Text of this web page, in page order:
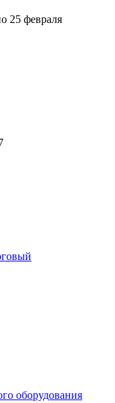
25 февраля
оборудования